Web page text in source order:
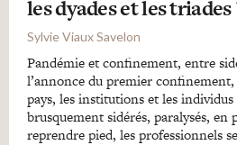
les dyades et les triades
Sylvie Viaux Savelon
Pandémie et confinement, entre
l’annonce du premier confinement,
pays, les institutions et les
brusquement sidérés, paralysés, en
reprendre pied, les professionnels